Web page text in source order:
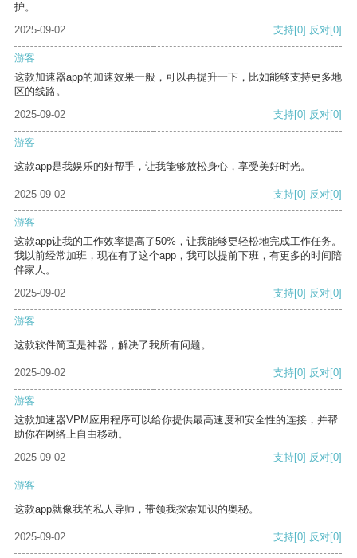
护。
2025-09-02
支持[0] 反对[0]
游客
这款加速器app的加速效果一般，可以再提升一下，比如能够支持更多地
区的线路。
2025-09-02
支持[0] 反对[0]
游客
这款app是我娱乐的好帮手，让我能够放松身心，享受美好时光。
2025-09-02 支持[0] 反对[0]
游客
这款app让我的工作效率提高了50%，让我能够更轻松地完成工作任务。
我以前经常加班，现在有了这个app，我可以提前下班，有更多的时间陪
伴家人。
2025-09-02
支持[0] 反对[0]
游客
这款软件简直是神器，解决了我所有问题。
2025-09-02 支持[0] 反对[0]
游客
这款加速器VPM应用程序可以给你提供最高速度和安全性的连接，并帮
助你在网络上自由移动。
2025-09-02
支持[0] 反对[0]
游客
这款app就像我的私人导师，带领我探索知识的奥秘。
2025-09-02 支持[0] 反对[0]